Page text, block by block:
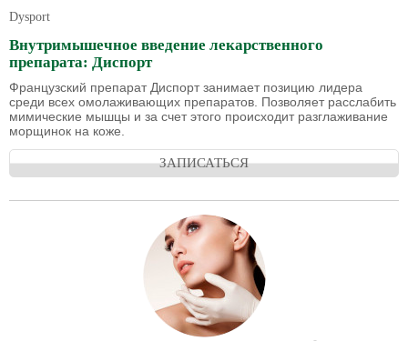
Dysport
Внутримышечное введение лекарственного
препарата: Диспорт
Французский препарат Диспорт занимает позицию лидера
среди всех омолаживающих препаратов. Позволяет расслабить
мимические мышцы и за счет этого происходит разглаживание
морщинок на коже.
ЗАПИСАТЬСЯ